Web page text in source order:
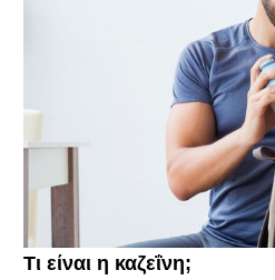
Τι είναι η καζεΐνη;